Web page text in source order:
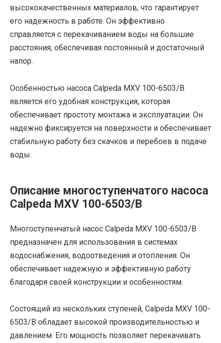
высококачественных материалов, что гарантирует
его надежность в работе. Он эффективно
справляется с перекачиванием воды на большие
расстояния, обеспечивая постоянный и достаточный
напор.
Особенностью насоса Calpeda MXV 100-6503/B
является его удобная конструкция, которая
обеспечивает простоту монтажа и эксплуатации. Он
надежно фиксируется на поверхности и обеспечивает
стабильную работу без скачков и перебоев в подаче
воды.
Описание многоступенчатого насоса
Calpeda MXV 100-6503/B
Многоступенчатый насос Calpeda MXV 100-6503/B
предназначен для использования в системах
водоснабжения, водоотведения и отопления. Он
обеспечивает надежную и эффективную работу
благодаря своей конструкции и особенностям.
Состоящий из нескольких ступеней, Calpeda MXV 100-
6503/B обладает высокой производительностью и
давлением. Его мощность позволяет перекачивать